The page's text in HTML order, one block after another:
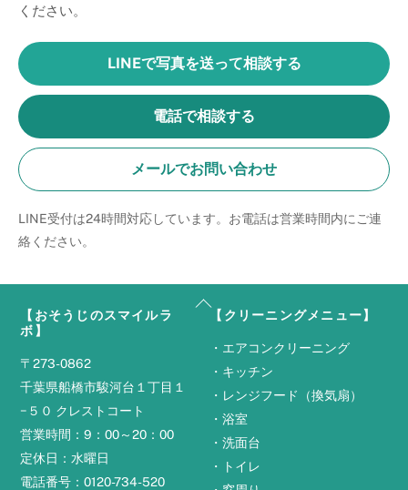
ください。
LINEで写真を送って相談する
電話で相談する
メールでお問い合わせ
LINE受付は24時間対応しています。お電話は営業時間内にご連
絡ください。
Back
To
Top
【おそうじのスマイルラ
ボ】
〒273-0862
千葉県船橋市駿河台１丁目１
−５０ クレストコート
営業時間：9：00～20：00
定休日：水曜日
電話番号：0120-734-520
【クリーニングメニュー】
・ エアコンクリーニング
・ キッチン
・ レンジフード（換気扇）
・浴室
・洗面台
・
トイレ